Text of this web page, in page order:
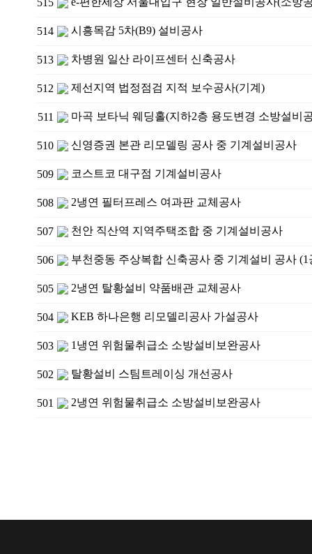
515
514 시흥목감 5차(B9) 설비공사
513 차병원 일산 라이프센터 신축공사
512 제선지역 법정점검 지적 보수공사(기계)
511 마곡 보타닉 웨딩홀(지하2층 용도변경 소방설비
510 신영증권 본관 리모델링 공사 중 기계설비공사
509 코스트코 대구점 기계설비공사
508 2냉연 필터프레스 여과판 교체공사
507 천안 직산역 지역주택조합 중 기계설비공사
506 부천중동 주상복합 신축공사 중 기계설비 공사 (1
505 2냉연 탈황설비 약품배관 교체공사
504 KEB 하나은행 리모델리공사 가설공사
503 1냉연 위험물취급소 소방설비보완공사
502 탈황설비 스팀트레이싱 개선공사
501 2냉연 위험물취급소 소방설비보완공사